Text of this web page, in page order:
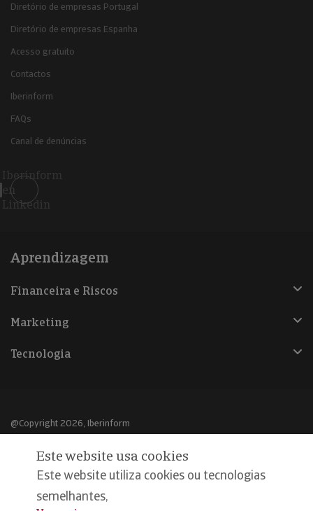
Diretório de empresas Portugal
Diretório de empresas Espanha
Acesso gratuito
Contactos
Iberinform
FAQs
Canal de denúncias
Iberinform
en
Linkedin
Aprendizagem
Financeira e Riscos
Marketing
Tecnologia
@Copyright 2026, Iberinform
Aviso legal
Política de cookies
Declaração de privacidade
Este website usa cookies
Este website utiliza cookies ou tecnologias
semelhantes,